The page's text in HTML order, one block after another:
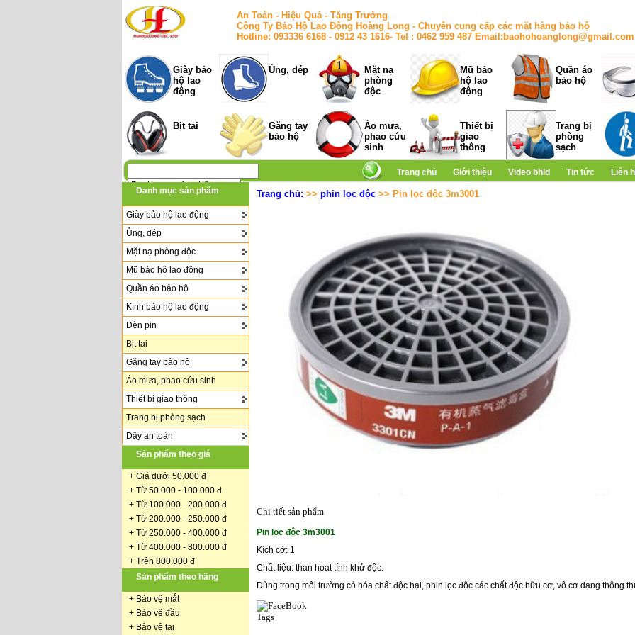
An Toàn - Hiệu Quả - Tăng Trưởng
Công Ty Bảo Hộ Lao Động Hoàng Long - Chuyên cung cấp các mặt hàng bảo hộ
Hotline: 093336 6168 - 0912 43 1616- Tel : 0462 959 487 Email:baohohoanglong@gmail.com
Giày bảo
hộ lao
động
Ủng, dép
Mặt nạ
phòng
độc
Mũ bảo
hộ lao
động
Quần áo
bảo hộ
Bịt tai
Găng tay
bảo hộ
Áo mưa,
phao cứu
sinh
Thiết bị
giao
thông
Trang bị
phòng
sạch
Trang chủ Giới thiệu Video bhld Tin tức Liên
Danh mục sản phẩm
Giày bảo hộ lao động
Ủng, dép
Mặt nạ phòng độc
Mũ bảo hộ lao động
Quần áo bảo hộ
Kính bảo hộ lao động
Đèn pin
Bịt tai
Găng tay bảo hộ
Áo mưa, phao cứu sinh
Thiết bị giao thông
Trang bị phòng sạch
Dây an toàn
Sản phẩm theo giá
+ Giá dưới 50.000 đ
+ Từ 50.000 - 100.000 đ
+ Từ 100.000 - 200.000 đ
+ Từ 200.000 - 250.000 đ
+ Từ 250.000 - 400.000 đ
+ Từ 400.000 - 800.000 đ
+ Trên 800.000 đ
Sản phẩm theo hãng
+ Bảo vệ mắt
+ Bảo vệ đầu
+ Bảo vệ tai
Trang chủ: >> phin lọc độc >> Pin lọc độc 3m3001
Chi tiết sản phẩm
Pin lọc độc 3m3001
Kích cỡ: 1
Chất liệu: than hoạt tính khử độc.
Dùng trong môi trường có hóa chất độc hại, phin lọc độc các chất độc hữu cơ, vô cơ dạng thông
Tags